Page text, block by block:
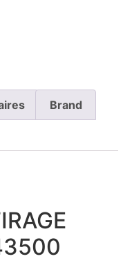
Brand